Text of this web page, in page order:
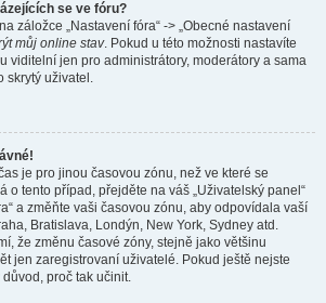
se ve fóru?
záložce „Nastavení fóra“ -> „Obecné nastavení
můj online stav. Pokud u této možnosti nastavíte
viditelní jen pro administrátory, moderátory a sama
skrytý uživatel.
je pro jinou časovou zónu, než ve které se
o tento případ, přejděte na váš „Uživatelský panel“
a změňte vaši časovou zónu, aby odpovídala vaší
Bratislava, Londýn, New York, Sydney atd.
že změnu časové zóny, stejně jako většinu
jen zaregistrovaní uživatelé. Pokud ještě nejste
proč tak učinit.